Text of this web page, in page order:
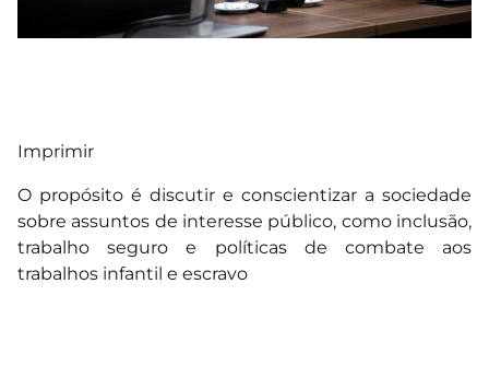
Imprimir
O propósito é discutir e conscientizar a sociedade
sobre assuntos de interesse público, como inclusão,
trabalho seguro e políticas de combate aos
trabalhos infantil e escravo